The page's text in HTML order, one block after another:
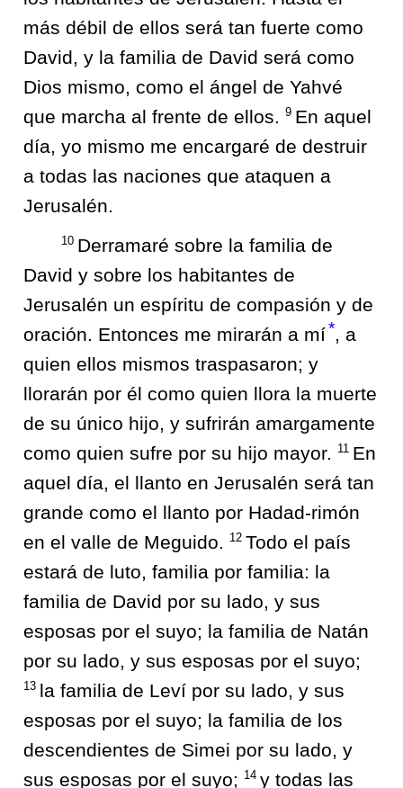
más débil de ellos será tan fuerte como
David, y la familia de David será como
Dios mismo, como el ángel de Yahvé
que marcha al frente de ellos. 9 En aquel
día, yo mismo me encargaré de destruir
a todas las naciones que ataquen a
Jerusalén.
10 Derramaré sobre la familia de
David y sobre los habitantes de
Jerusalén un espíritu de compasión y de
oración. Entonces me mirarán a mí*, a
quien ellos mismos traspasaron; y
llorarán por él como quien llora la muerte
de su único hijo, y sufrirán amargamente
como quien sufre por su hijo mayor.
11 En
aquel día, el llanto en Jerusalén será tan
grande como el llanto por Hadad-rimón
en el valle de Meguido.
12 Todo el país
estará de luto, familia por familia: la
familia de David por su lado, y sus
esposas por el suyo; la familia de Natán
por su lado, y sus esposas por el suyo;
13 la familia de Leví por su lado, y sus
esposas por el suyo; la familia de los
descendientes de Simei por su lado, y
sus esposas por el suyo;
14 y todas las